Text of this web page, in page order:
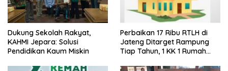
Dukung Sekolah Rakyat,
KAHMI Jepara: Solusi
Pendidikan Kaum Miskin
Perbaikan 17 Ribu RTLH di
Jateng Ditarget Rampung
Tiap Tahun, 1 KK 1 Rumah